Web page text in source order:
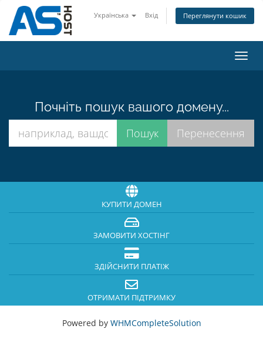
Українська Вхід Переглянути кошик
Почніть пошук вашого домену...
КУПИТИ ДОМЕН
ЗАМОВИТИ ХОСТІНГ
ЗДІЙСНИТИ ПЛАТІЖ
ОТРИМАТИ ПІДТРИМКУ
Powered by WHMCompleteSolution